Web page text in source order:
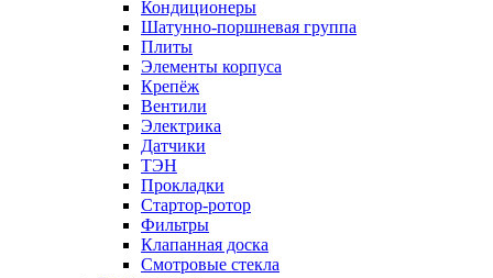
Кондиционеры
Шатунно-поршневая группа
Плиты
Элементы корпуса
Крепёж
Вентили
Электрика
Датчики
ТЭН
Прокладки
Стартор-ротор
Фильтры
Клапанная доска
Смотровые стекла